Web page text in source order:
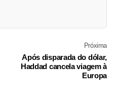
Próxima
Após disparada do dólar,
Haddad cancela viagem à
Europa